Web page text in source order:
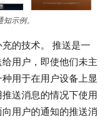
示例。
的技术。 推送是一
用户，即使他们未主
用于在用户设备上显
送消息的情况下使用
用户的通知的推送消